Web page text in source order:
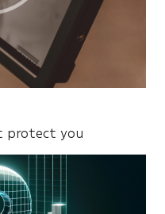
protect you